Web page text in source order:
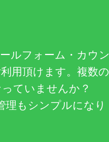
ルフォーム・カウン
用頂けます。複数の
ていませんか？
理もシンプルになり